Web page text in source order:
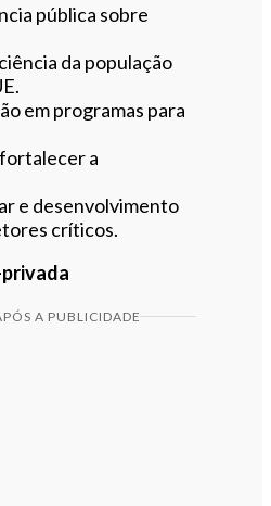
pública sobre
da população
em programas para
a
e desenvolvimento
críticos.
A PUBLICIDADE